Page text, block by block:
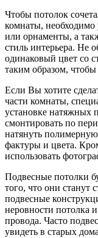
Чтобы потолок
комнаты, необходимо
или орнаменты, а
стиль интерьера. Не
одинаковый цвет со
таким образом,
Если Вы хотите
части комнаты,
установке натяжных
смонтировать по
натянуть
фактуры и цвета.
использовать
Подвесные потолки
того, что они станут
подвесные
неровности потолка
провода. Часто
увидеть в старых